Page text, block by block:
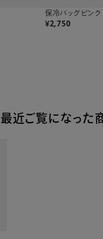
保冷バッグピンク
¥2,750
最近ご覧になった